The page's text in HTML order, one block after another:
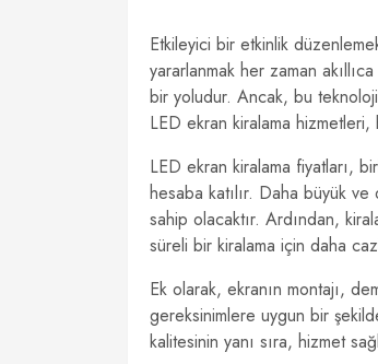
Etkileyici bir etkinlik
yararlanmak her zaman
bir yoludur. Ancak, bu
LED ekran kiralama
LED ekran kiralama fiyatları,
hesaba katılır. Daha büyük
sahip olacaktır. Ardından,
süreli bir kiralama için daha
Ek olarak, ekranın montajı,
gereksinimlere uygun bir
kalitesinin yanı sıra, hizmet